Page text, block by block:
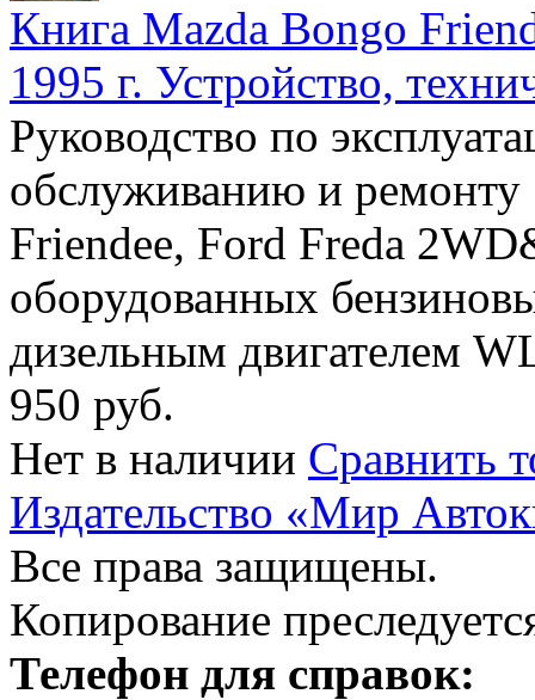
Книга Mazda Bongo
1995 г. Устройство,
Руководство по
обслуживанию и
Friendee, Ford Freda
оборудованных
дизельным двигателем
950 руб.
Нет в наличии Сравнить
Издательство «Мир
Все права защищены.
Копирование
Телефон для справок: